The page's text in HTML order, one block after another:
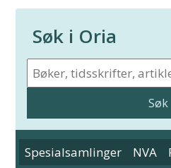
Søk i Oria
Spesialsamlinger NVA